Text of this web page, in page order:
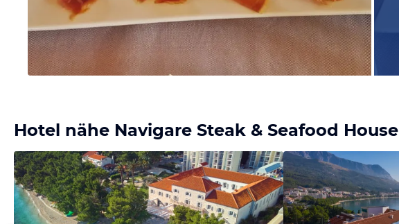
Hotel nähe Navigare Steak & Seafood House